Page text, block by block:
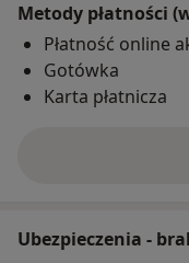
Metody płatności
Płatność online
Gotówka
Karta płatnicza
Ubezpieczenia -